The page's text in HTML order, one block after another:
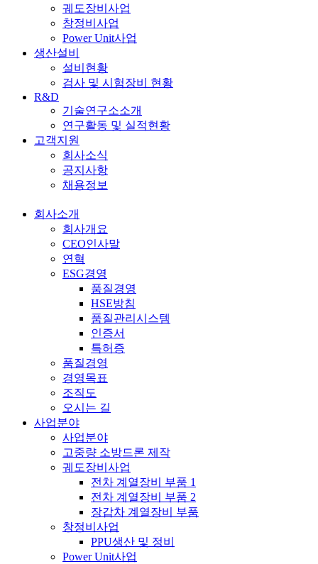
궤도장비사업
창정비사업
Power Unit사업
생산설비
설비현황
검사 및 시험장비 현황
R&D
기술연구소소개
연구활동 및 실적현황
고객지원
회사소식
공지사항
채용정보
회사소개
회사개요
CEO인사말
연혁
ESG경영
품질경영
HSE방침
품질관리시스템
인증서
특허증
품질경영
경영목표
조직도
오시는 길
사업분야
사업분야
고중량 소방드론 제작
궤도장비사업
전차 계열장비 부품 1
전차 계열장비 부품 2
장갑차 계열장비 부품
창정비사업
PPU생산 및 정비
Power Unit사업